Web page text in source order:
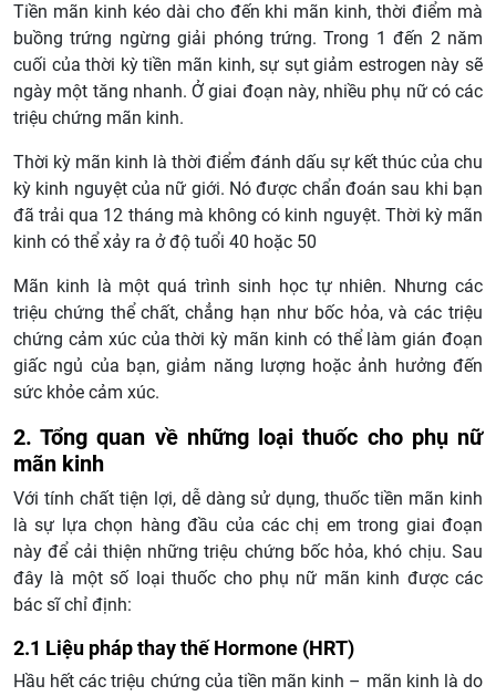
Tiền mãn kinh kéo dài cho đến khi mãn kinh, thời điểm mà
buồng trứng ngừng giải phóng trứng. Trong 1 đến 2 năm
cuối của thời kỳ tiền mãn kinh, sự sụt giảm estrogen này sẽ
ngày một tăng nhanh. Ở giai đoạn này, nhiều phụ nữ có các
triệu chứng mãn kinh.
Thời kỳ mãn kinh là thời điểm đánh dấu sự kết thúc của chu
kỳ kinh nguyệt của nữ giới. Nó được chẩn đoán sau khi bạn
đã trải qua 12 tháng mà không có kinh nguyệt. Thời kỳ mãn
kinh có thể xảy ra ở độ tuổi 40 hoặc 50
Mãn kinh là một quá trình sinh học tự nhiên. Nhưng các
triệu chứng thể chất, chẳng hạn như bốc hỏa, và các triệu
chứng cảm xúc của thời kỳ mãn kinh có thể làm gián đoạn
giấc ngủ của bạn, giảm năng lượng hoặc ảnh hưởng đến
sức khỏe cảm xúc.
2. Tổng quan về những loại thuốc cho phụ nữ
mãn kinh
Với tính chất tiện lợi, dễ dàng sử dụng, thuốc tiền mãn kinh
là sự lựa chọn hàng đầu của các chị em trong giai đoạn
này để cải thiện những triệu chứng bốc hỏa, khó chịu. Sau
đây là một số loại thuốc cho phụ nữ mãn kinh được các
bác sĩ chỉ định:
2.1 Liệu pháp thay thế Hormone (HRT)
Hầu hết các triệu chứng của tiền mãn kinh – mãn kinh là do